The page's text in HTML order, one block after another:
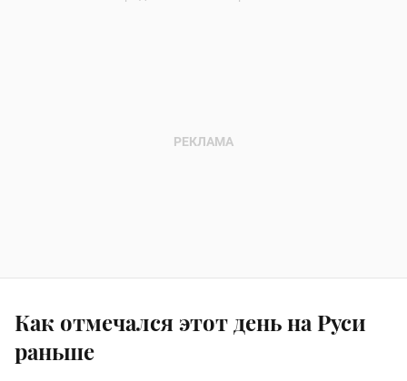
Как отмечался этот день на Руси
раньше